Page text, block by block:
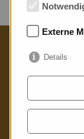
Externe
Details